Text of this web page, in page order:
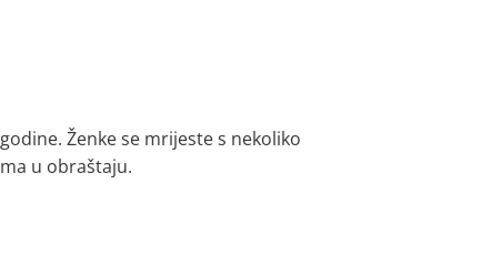
Ženke se mrijeste s nekoliko
u obraštaju.